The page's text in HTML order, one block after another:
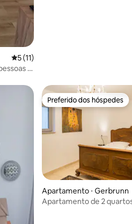
5 de uma avaliação média de 5, 11
5 (11)
•
hóspedes Preferido dos hóspedes
Preferido dos hóspedes
Apartamento ⋅ Gerbrunn
Apartamento de 2